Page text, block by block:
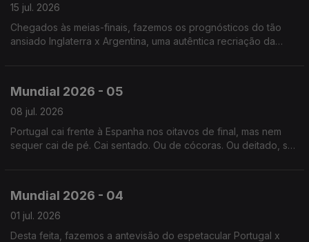
15 jul. 2026
Chegados às meias-finais, fazemos os prognósticos do tão
ansiado Inglaterra x Argentina, uma autêntica recriação da
Mundial 2026 - 05
08 jul. 2026
Portugal cai frente à Espanha nos oitavos de final, mas nem
sequer cai de pé. Cai sentado. Ou de cócoras. Ou deitado, sei
Mundial 2026 - 04
01 jul. 2026
Desta feita, fazemos a antevisão do espetacular Portugal x